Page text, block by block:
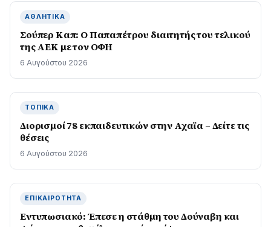
ΑΘΛΗΤΙΚΆ
Σούπερ Καπ: Ο Παπαπέτρου διαιτητής του τελικού
της ΑΕΚ με τον ΟΦΗ
6 Αυγούστου 2026
ΤΟΠΙΚΆ
Διορισμοί 78 εκπαιδευτικών στην Αχαϊα – Δείτε τις
θέσεις
6 Αυγούστου 2026
ΕΠΙΚΑΙΡΌΤΗΤΑ
Εντυπωσιακό: Έπεσε η στάθμη του Δούναβη και